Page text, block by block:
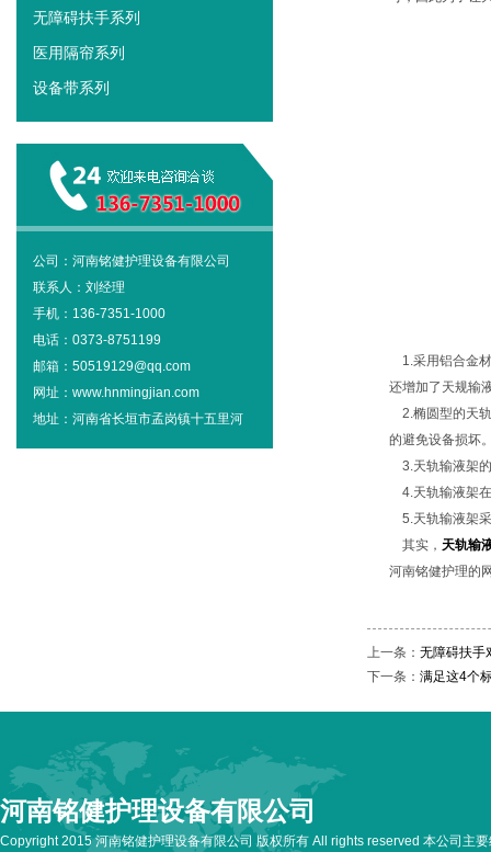
无障碍扶手系列
医用隔帘系列
设备带系列
公司：河南铭健护理设备有限公司
联系人：刘经理
手机：136-7351-1000
电话：0373-8751199
邮箱：50519129@qq.com
网址：www.hnmingjian.com
地址：河南省长垣市孟岗镇十五里河
1.采用铝合金
还增加了天规输
2.椭圆型的天
的避免设备损坏
3.天轨输液架
4.天轨输液架
5.天轨输液架
其实， 天轨输
河南铭健护理的
上一条： 无障碍扶手
下一条： 满足这4个
河南铭健护理设备有限公司
Copyright 2015 河南铭健护理设备有限公司 版权所有 All rights reserved 本公司主